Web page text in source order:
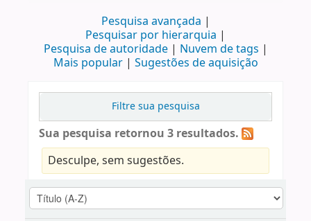
Pesquisa avançada
Pesquisar por hierarquia
Pesquisa de autoridade
Nuvem de tags
Mais popular
Sugestões de aquisição
Filtre sua pesquisa
Sua pesquisa retornou 3 resultados.
Desculpe, sem sugestões.